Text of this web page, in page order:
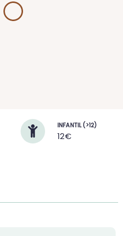
INFANTIL (>12)
12€